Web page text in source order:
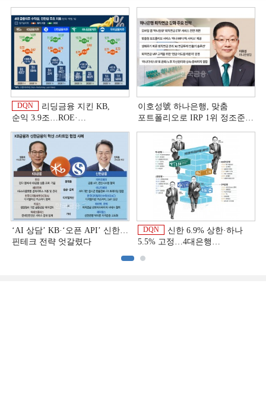
DQN
리딩금융 지킨 KB,
순익 3.9조…ROE·
상반기 금융 리그테이블]
이호성號 하나은행, 맞춤
포트폴리오로 IRP 1위 정조준
‘AI 상담’ KB·‘오픈 API’ 신한…
핀테크 전략 엇갈렸다
DQN
신한 6.9% 상한·하나
5.5% 고정…4대은행